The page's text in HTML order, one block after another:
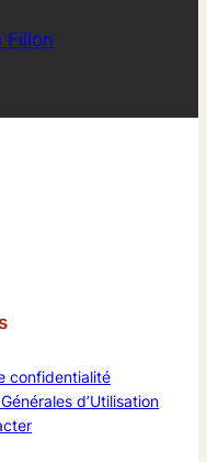
Fillon
confidentialité
d’Utilisation